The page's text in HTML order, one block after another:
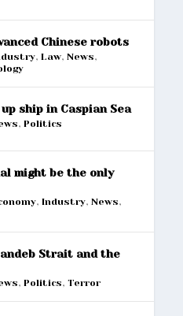
Chinese robots
,Law,News,
ship in Caspian Sea
,Politics
might be the only
,Industry,News,
Strait and the
,Politics,Terror